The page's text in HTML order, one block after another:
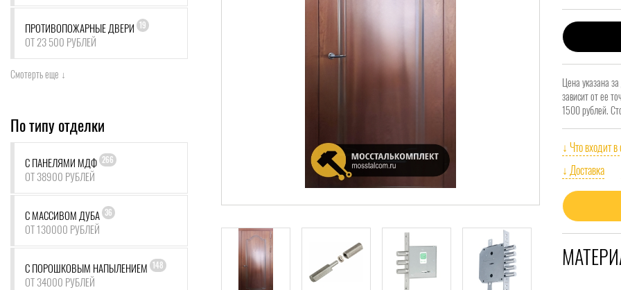
ПРОТИВОПОЖАРНЫЕ ДВЕРИ 19
ОТ 23 500 РУБЛЕЙ
Смотерть еще ↓
По типу отделки
С ПАНЕЛЯМИ МДФ 266
ОТ 38900 РУБЛЕЙ
С МАССИВОМ ДУБА 36
ОТ 130000 РУБЛЕЙ
С ПОРОШКОВЫМ НАПЫЛЕНИЕМ 148
ОТ 34000 РУБЛЕЙ
Цена указана
зависит от ее
1500 рублей.
↓ Что входит в
↓ Доставка